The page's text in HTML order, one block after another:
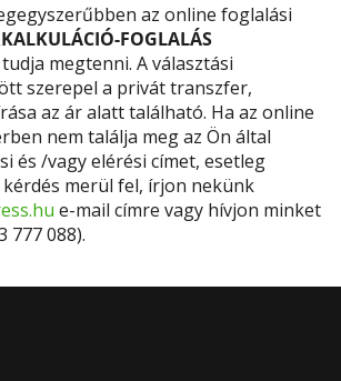
az online foglalási
FOGLALÁS
megtenni. A választási
szerepel a privát transzfer,
az ár alatt található. Ha az online
nem találja meg az Ön által
és /vagy elérési címet, esetleg
merül fel, írjon nekünk
e-mail címre vagy hívjon minket
777 088).